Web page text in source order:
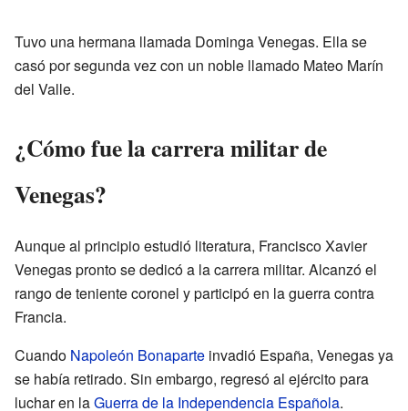
Tuvo una hermana llamada Dominga Venegas. Ella se
casó por segunda vez con un noble llamado Mateo Marín
del Valle.
¿Cómo fue la carrera militar de
Venegas?
Aunque al principio estudió literatura, Francisco Xavier
Venegas pronto se dedicó a la carrera militar. Alcanzó el
rango de teniente coronel y participó en la guerra contra
Francia.
Cuando Napoleón Bonaparte invadió España, Venegas ya
se había retirado. Sin embargo, regresó al ejército para
luchar en laGuerra de la Independencia Española.